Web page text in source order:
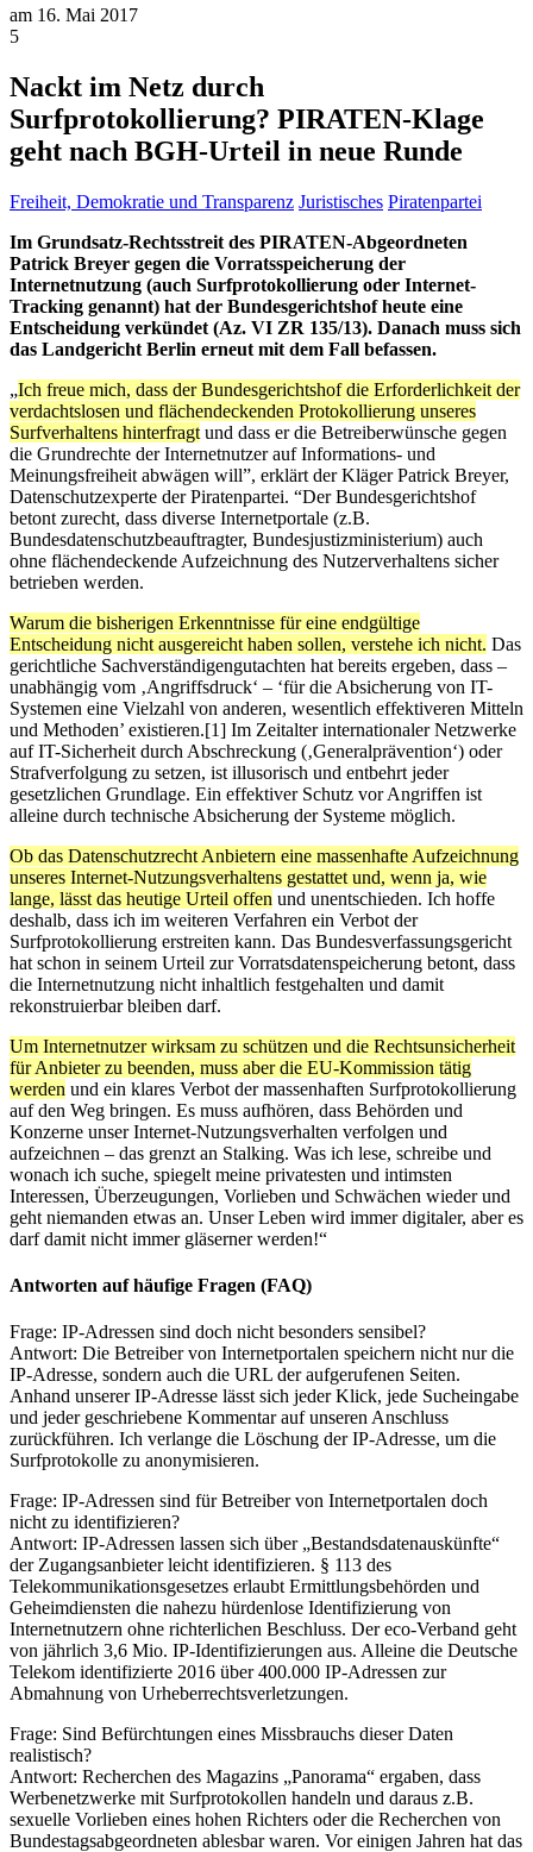
am 16. Mai 2017
5
Nackt im Netz durch
Surfprotokollierung? PIRATEN-Klage
geht nach BGH-Urteil in neue Runde
Freiheit, Demokratie und Transparenz Juristisches Piratenpartei
Im Grundsatz-Rechtsstreit des PIRATEN-Abgeordneten
Patrick Breyer gegen die Vorratsspeicherung der
Internetnutzung (auch Surfprotokollierung oder Internet-
Tracking genannt) hat der Bundesgerichtshof heute eine
Entscheidung verkündet (Az. VI ZR 135/13). Danach muss sich
das Landgericht Berlin erneut mit dem Fall befassen.
„Ich freue mich, dass der Bundesgerichtshof die Erforderlichkeit der
verdachtslosen und flächendeckenden Protokollierung unseres
Surfverhaltens hinterfragt und dass er die Betreiberwünsche gegen
die Grundrechte der Internetnutzer auf Informations- und
Meinungsfreiheit abwägen will”, erklärt der Kläger Patrick Breyer,
Datenschutzexperte der Piratenpartei. “Der Bundesgerichtshof
betont zurecht, dass diverse Internetportale (z.B.
Bundesdatenschutzbeauftragter, Bundesjustizministerium) auch
ohne flächendeckende Aufzeichnung des Nutzerverhaltens sicher
betrieben werden.
Warum die bisherigen Erkenntnisse für eine endgültige
Entscheidung nicht ausgereicht haben sollen, verstehe ich nicht. Das
gerichtliche Sachverständigengutachten hat bereits ergeben, dass –
unabhängig vom ‚Angriffsdruck‘ – ‘für die Absicherung von IT-
Systemen eine Vielzahl von anderen, wesentlich effektiveren Mitteln
und Methoden’ existieren.[1] Im Zeitalter internationaler Netzwerke
auf IT-Sicherheit durch Abschreckung (‚Generalprävention‘) oder
Strafverfolgung zu setzen, ist illusorisch und entbehrt jeder
gesetzlichen Grundlage. Ein effektiver Schutz vor Angriffen ist
alleine durch technische Absicherung der Systeme möglich.
Ob das Datenschutzrecht Anbietern eine massenhafte Aufzeichnung
unseres Internet-Nutzungsverhaltens gestattet und, wenn ja, wie
lange, lässt das heutige Urteil offen und unentschieden. Ich hoffe
deshalb, dass ich im weiteren Verfahren ein Verbot der
Surfprotokollierung erstreiten kann. Das Bundesverfassungsgericht
hat schon in seinem Urteil zur Vorratsdatenspeicherung betont, dass
die Internetnutzung nicht inhaltlich festgehalten und damit
rekonstruierbar bleiben darf.
Um Internetnutzer wirksam zu schützen und die Rechtsunsicherheit
für Anbieter zu beenden, muss aber die EU-Kommission tätig
werden und ein klares Verbot der massenhaften Surfprotokollierung
auf den Weg bringen. Es muss aufhören, dass Behörden und
Konzerne unser Internet-Nutzungsverhalten verfolgen und
aufzeichnen – das grenzt an Stalking. Was ich lese, schreibe und
wonach ich suche, spiegelt meine privatesten und intimsten
Interessen, Überzeugungen, Vorlieben und Schwächen wieder und
geht niemanden etwas an. Unser Leben wird immer digitaler, aber es
darf damit nicht immer gläserner werden!“
Antworten auf häufige Fragen (FAQ)
Frage: IP-Adressen sind doch nicht besonders sensibel?
Antwort: Die Betreiber von Internetportalen speichern nicht nur die
IP-Adresse, sondern auch die URL der aufgerufenen Seiten.
Anhand unserer IP-Adresse lässt sich jeder Klick, jede Sucheingabe
und jeder geschriebene Kommentar auf unseren Anschluss
zurückführen. Ich verlange die Löschung der IP-Adresse, um die
Surfprotokolle zu anonymisieren.
Frage: IP-Adressen sind für Betreiber von Internetportalen doch
nicht zu identifizieren?
Antwort: IP-Adressen lassen sich über „Bestandsdatenauskünfte“
der Zugangsanbieter leicht identifizieren. § 113 des
Telekommunikationsgesetzes erlaubt Ermittlungsbehörden und
Geheimdiensten die nahezu hürdenlose Identifizierung von
Internetnutzern ohne richterlichen Beschluss. Der eco-Verband geht
von jährlich 3,6 Mio. IP-Identifizierungen aus. Alleine die Deutsche
Telekom identifizierte 2016 über 400.000 IP-Adressen zur
Abmahnung von Urheberrechtsverletzungen.
Frage: Sind Befürchtungen eines Missbrauchs dieser Daten
realistisch?
Antwort: Recherchen des Magazins „Panorama“ ergaben, dass
Werbenetzwerke mit Surfprotokollen handeln und daraus z.B.
sexuelle Vorlieben eines hohen Richters oder die Recherchen von
Bundestagsabgeordneten ablesbar waren. Vor einigen Jahren hat das